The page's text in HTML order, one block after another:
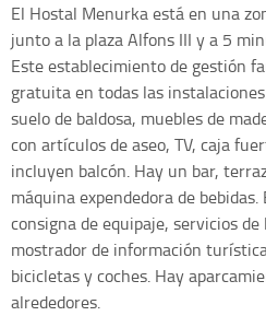
El Hostal Menurka está en una
junto a la plaza Alfons III y a 5
Este establecimiento de gestión
gratuita en todas las
suelo de baldosa, muebles de
con artículos de aseo, TV, caja
incluyen balcón. Hay un bar,
máquina expendedora de
consigna de equipaje, servicios
mostrador de información
bicicletas y coches. Hay
alrededores.